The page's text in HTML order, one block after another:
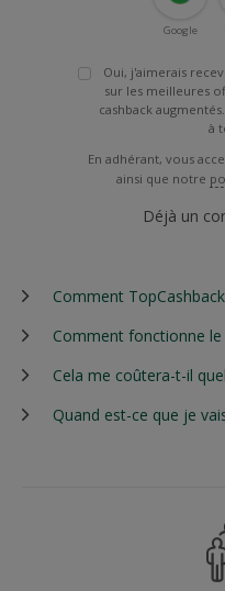
Google
Oui, j'aimerais
sur les meilleures
cashback
à
En adhérant, vous
ainsi que notre
Déjà un
Comment
Comment fonctionne le
Cela me coûtera-t-il
Quand est-ce que je